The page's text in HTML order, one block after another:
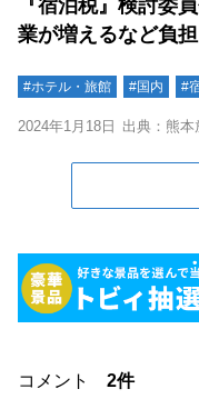
『宿泊税』検討委
業が増えるなど負
#ホテル・旅館 #国内 #
2024年1月18日 出典：熊本
コメント 2件